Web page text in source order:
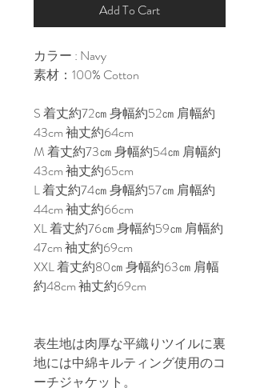
Add To Cart
カラー : Navy
素材：100% Cotton
S 着丈約72㎝ 身幅約52㎝ 肩幅約
43cm 袖丈約64cm
M 着丈約73㎝ 身幅約54㎝ 肩幅約
43cm 袖丈約65cm
L 着丈約74㎝ 身幅約57㎝ 肩幅約
44cm 袖丈約66cm
XL 着丈約76㎝ 身幅約59㎝ 肩幅約
47cm 袖丈約69cm
XXL 着丈約80㎝ 身幅約63㎝ 肩幅
約48cm 袖丈約69cm
表生地は肉厚な平織りツイルに裏
地には中綿キルティング使用のコ
ーチジャケット。